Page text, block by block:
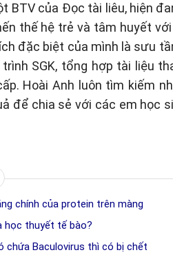
BTV của Đọc tài liêu, hiện
thế hệ trẻ và tâm huyết
đặc biệt của mình là sưu
SGK, tổng hợp tài liệu
Hoài Anh luôn tìm kiếm
để chia sẻ với các em học
chính của protein trên màng
học thuyết tế bào?
chứa Baculovirus thì có bị chết